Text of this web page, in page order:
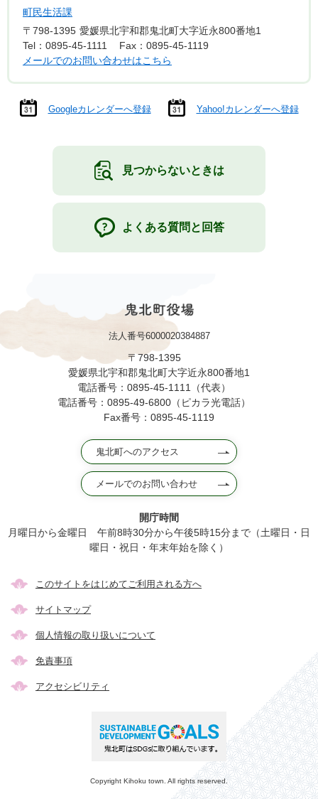
町民生活課
〒798-1395 愛媛県北宇和郡鬼北町大字近永800番地1
Tel：0895-45-1111
Fax：0895-45-1119
メールでのお問い合わせはこちら
Googleカレンダーへ登録 Yahoo!カレンダーへ登録
見つからないときは
よくある質問と回答
法人番号6000020384887
〒798-1395
愛媛県北宇和郡鬼北町大字近永800番地1
電話番号：0895-45-1111（代表）
電話番号：0895-49-6800（ピカラ光電話）
Fax番号：0895-45-1119
鬼北町へのアクセス
メールでのお問い合わせ
開庁時間
月曜日から金曜日 午前8時30分から午後5時15分まで（土曜日・日
曜日・祝日・年末年始を除く）
このサイトをはじめてご利用される方へ
サイトマップ
個人情報の取り扱いについて
免責事項
アクセシビリティ
Copyright Kihoku town. All rights reserved.